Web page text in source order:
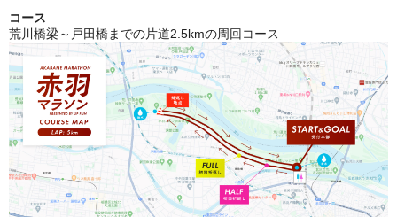
コース
荒川橋梁～戸田橋までの片道2.5kmの周回コース